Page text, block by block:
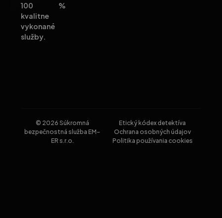
100 %
kvalitne
vykonané
služby.
© 2026 Súkromná
bezpečnostná služba EM-
ER s.r.o.
Etický kódex detektíva
Ochrana osobných údajov
Politika používania cookies